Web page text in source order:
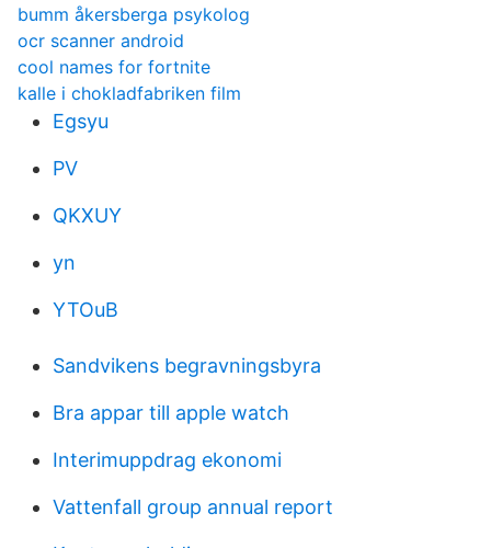
bumm åkersberga psykolog
ocr scanner android
cool names for fortnite
kalle i chokladfabriken film
Egsyu
PV
QKXUY
yn
YTOuB
Sandvikens begravningsbyra
Bra appar till apple watch
Interimuppdrag ekonomi
Vattenfall group annual report